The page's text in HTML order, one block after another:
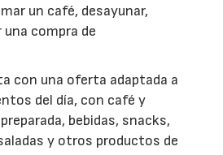
un café, desayunar,
compra de
con una oferta adaptada a
del día, con café y
bebidas, snacks,
y otros productos de